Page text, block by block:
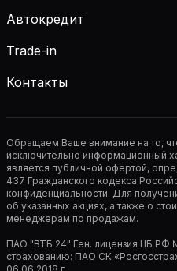
Автокредит
Trade-in
Контакты
Обращаем Ваше внимание на то,
исключительно информационный
является публичной офертой,
437 Гражданского кодекса
конфиденциальности. Для
об указанных акциях, а также о
менеджерам по продажам.
ПАО "ВТБ 24" Ген. лицензия ЦБ РФ
страхованию: ПАО СК